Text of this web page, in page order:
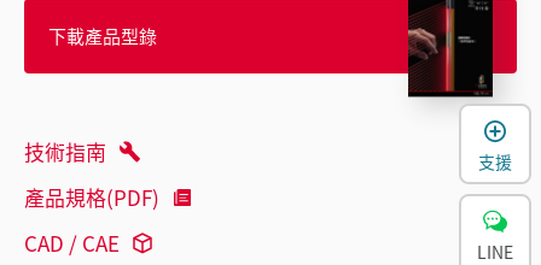
下載產品型錄
技術指南
產品規格(PDF)
CAD / CAE
支援
LINE